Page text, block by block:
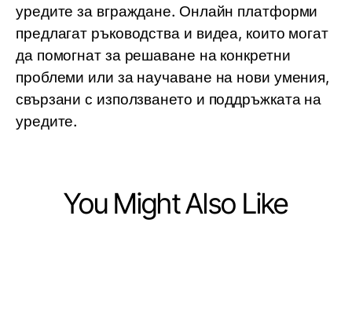
уредите за вграждане. Онлайн платформи
предлагат ръководства и видеа, които могат
да помогнат за решаване на конкретни
проблеми или за научаване на нови умения,
свързани с използването и поддръжката на
уредите.
You Might Also Like